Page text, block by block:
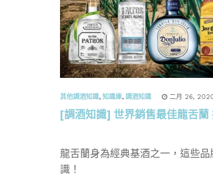
其他調酒知識, 知識庫, 調酒知識 二月 26,
[調酒知識] 世界銷售最佳龍舌蘭
龍舌蘭身為經典基酒之一，這些
識！